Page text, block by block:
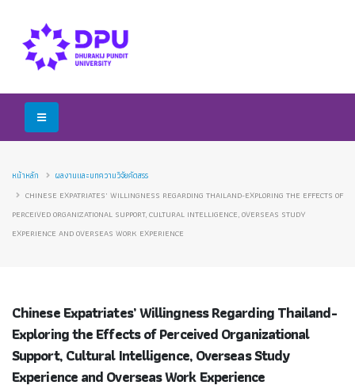
หน้าหลัก
ผลงานและบทความวิจัยคัดสรร
CHINESE EXPATRIATES’ WILLINGNESS REGARDING THAILAND-EXPLORING THE EFFECTS OF
PERCEIVED ORGANIZATIONAL SUPPORT, CULTURAL INTELLIGENCE, OVERSEAS STUDY
EXPERIENCE AND OVERSEAS WORK EXPERIENCE
Chinese Expatriates’ Willingness Regarding Thailand-
Exploring the Effects of Perceived Organizational
Support, Cultural Intelligence, Overseas Study
Experience and Overseas Work Experience